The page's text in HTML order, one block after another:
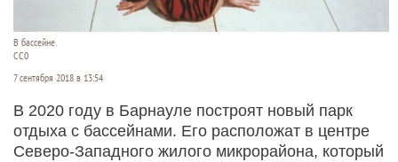
В бассейне.
СС0
7 сентября 2018 в 13:54
В 2020 году в Барнауле построят новый парк
отдыха с бассейнами. Его расположат в центре
Северо-Западного жилого микрорайона, который